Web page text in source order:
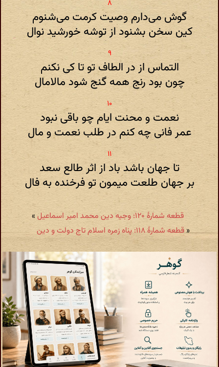
گوش می‌دارم وصیت کرمت می‌شنوم
کین سخن بشنود از توشه خورشید نوال
التماس از در الطاف تو تا کی نکنم
چون بود رنج همه گنج شود مالامال
نعمت و محنت ایام چو باقی نبود
عمر فانی چه کنم در طلب نعمت و مال
تا جهان باشد باد از اثر طالع سعد
بر جهان طلعت میمون تو فرخنده به فال
قطعه شمارهٔ ۱۲۰: وجیه دین محمد امیر اسماعیل
»
«قطعه شمارهٔ ۱۱۸: پناه زمره اسلام تاج دولت و دین